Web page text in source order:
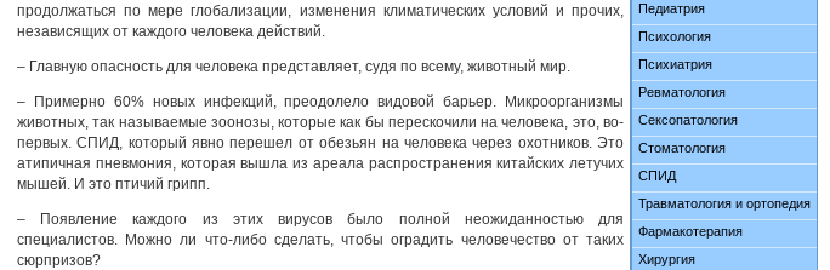
продолжаться по мере глобализации, изменения климатических условий и прочих,
независящих от каждого человека действий.
– Главную опасность для человека представляет, судя по всему, животный мир.
– Примерно 60% новых инфекций, преодолело видовой барьер. Микроорганизмы
животных, так называемые зоонозы, которые как бы перескочили на человека, это, во-
первых. СПИД, который явно перешел от обезьян на человека через охотников. Это
атипичная пневмония, которая вышла из ареала распространения китайских летучих
мышей. И это птичий грипп.
– Появление каждого из этих вирусов было полной неожиданностью для
специалистов. Можно ли что-либо сделать, чтобы оградить человечество от таких
сюрпризов?
Педиатрия
Психология
Психиатрия
Ревматология
Сексопатология
Стоматология
СПИД
Травматология и ортопедия
Фармакотерапия
Хирургия